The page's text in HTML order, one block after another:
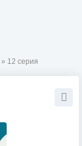
» 12 серия